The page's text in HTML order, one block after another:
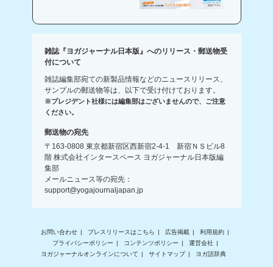
雑誌『ヨガジャーナル日本版』へのリリース・郵送物受
付について
雑誌編集部宛ての新製品情報などのニュースリリース、
サンプルの郵送物等は、以下で受け付けております。
※プレジデント社様には編集部はございませんので、ご注意
ください。
郵送物の宛先
〒163-0808 東京都新宿区西新宿2-4-1 新宿ＮＳビル8
階 株式会社インタースペース ヨガジャーナル日本版編
集部
メールニュース等の宛先：
support@yogajournaljapan.jp
お問い合わせ プレスリリースはこちら 広告掲載
利用規約
プライバシーポリシー
コンテンツポリシー
運営会社
ヨガジャーナルオンラインについて
サイトマップ ヨガ語辞典